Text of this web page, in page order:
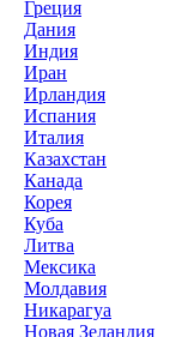
Греция
Дания
Индия
Иран
Ирландия
Испания
Италия
Казахстан
Канада
Корея
Куба
Литва
Мексика
Молдавия
Никарагуа
Новая Зеландия